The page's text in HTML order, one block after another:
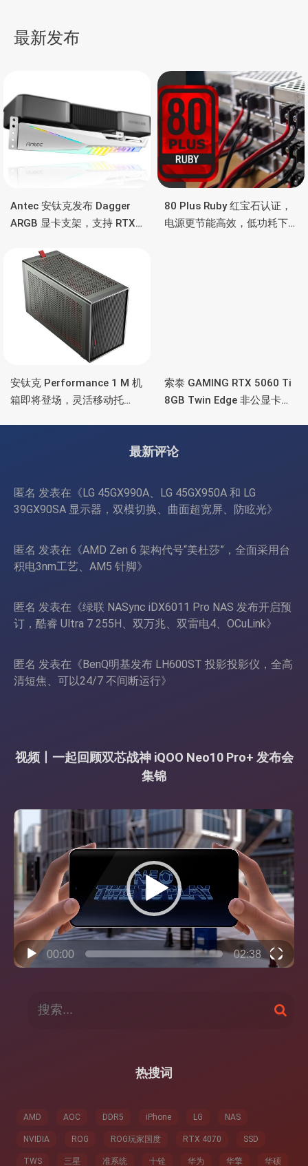
航
最新发布
Antec 安钛克发布 Dagger
ARGB 显卡支架，支持 RTX
彩灯效
80 Plus Ruby 红宝石认证，
电源更节能高效，低功耗下
安钛克 Performance 1 M 机
箱即将登场，灵活移动托
索泰 GAMING RTX 5060 Ti
8GB Twin Edge 非公显卡，
最新评论
匿名 发表在《 LG 45GX990A、LG 45GX950A 和 LG
39GX90SA 显示器，双模切换、曲面超宽屏、防眩光》
匿名 发表在《AMD Zen 6 架构代号“美杜莎”，全面采用台
积电3nm工艺、AM5 针脚》
匿名 发表在《绿联 NASync iDX6011 Pro NAS 发布开启预
订，酷睿 Ultra 7 255H、双万兆、双雷电4、OCuLink》
匿名 发表在《 BenQ明基发布 LH600ST 投影投影仪，全高
清短焦、可以24/7 不间断运行》
视频丨一起回顾双芯战神 iQOO Neo10 Pro+ 发布会
集锦
视
频
播
放
器
00:00 02:38
搜
索
热搜词
AMD AOC DDR5 iPhone LG NAS
NVIDIA ROG ROG玩家国度 RTX 4070 SSD
TWS 三星 准系统 十铨 华为 华擎 华硕